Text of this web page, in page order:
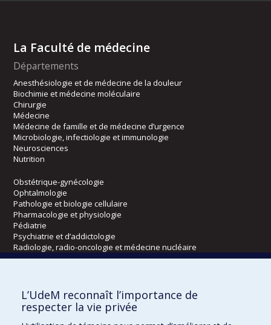
La Faculté de médecine
Départements
Anesthésiologie et de médecine de la douleur
Biochimie et médecine moléculaire
Chirurgie
Médecine
Médecine de famille et de médecine d’urgence
Microbiologie, infectiologie et immunologie
Neurosciences
Nutrition
Obstétrique-gynécologie
Ophtalmologie
Pathologie et biologie cellulaire
Pharmacologie et physiologie
Pédiatrie
Psychiatrie et d’addictologie
Radiologie, radio-oncologie et médecine nucléaire
Écoles
Kinésiologie et des sciences de l’activité physique
Orthophonie et audiologie
L’UdeM reconnaît l’importance de
respecter la vie privée